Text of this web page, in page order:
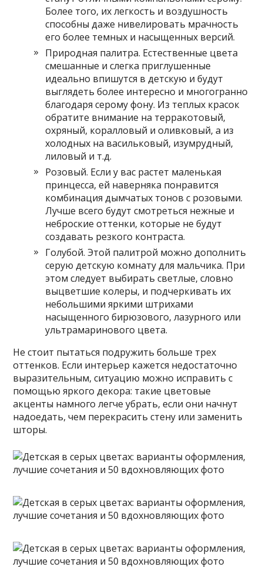
Более того, их легкость и воздушность
способны даже нивелировать мрачность
его более темных и насыщенных версий.
Природная палитра. Естественные цвета
смешанные и слегка приглушенные
идеально впишутся в детскую и будут
выглядеть более интересно и многогранно
благодаря серому фону. Из теплых красок
обратите внимание на терракотовый,
охряный, коралловый и оливковый, а из
холодных на васильковый, изумрудный,
лиловый и т.д.
Розовый. Если у вас растет маленькая
принцесса, ей наверняка понравится
комбинация дымчатых тонов с розовыми.
Лучше всего будут смотреться нежные и
неброские оттенки, которые не будут
создавать резкого контраста.
Голубой. Этой палитрой можно дополнить
серую детскую комнату для мальчика. При
этом следует выбирать светлые, словно
выцветшие колеры, и подчеркивать их
небольшими яркими штрихами
насыщенного бирюзового, лазурного или
ультрамаринового цвета.
Не стоит пытаться подружить больше трех
оттенков. Если интерьер кажется недостаточно
выразительным, ситуацию можно исправить с
помощью яркого декора: такие цветовые
акценты намного легче убрать, если они начнут
надоедать, чем перекрасить стену или заменить
шторы.